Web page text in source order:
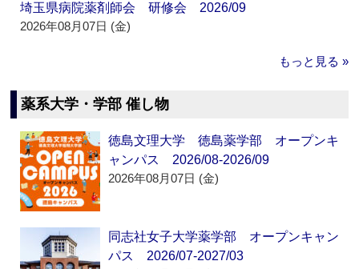
埼玉県病院薬剤師会 研修会 2026/09
2026年08月07日 (金)
もっと見る »
薬系大学・学部 催し物
徳島文理大学 徳島薬学部 オープンキ
ャンパス 2026/08-2026/09
2026年08月07日 (金)
同志社女子大学薬学部 オープンキャン
パス 2026/07-2027/03